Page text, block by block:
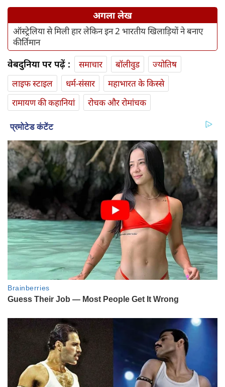
अगला लेख
ऑस्ट्रेलिया से मिली हार लेकिन इन 2 भारतीय खिलाड़ियों ने बनाए
कीर्तिमान
वेबदुनिया पर पढ़ें : समाचार बॉलीवुड
ज्योतिष
लाइफ स्‍टाइल
धर्म-संसार
महाभारत के किस्से
रामायण की कहानियां
रोचक और रोमांचक